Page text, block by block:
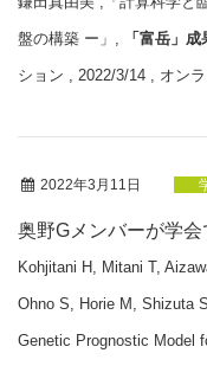
盤の構築 ー」, 「富岳」
ション , 2022/3/14 , オン
2022年3月11日
奥野Gメンバーが学会
Kohjitani H, Mitani T,
Ohno S, Horie M, Shizuta
Genetic Prognostic Model